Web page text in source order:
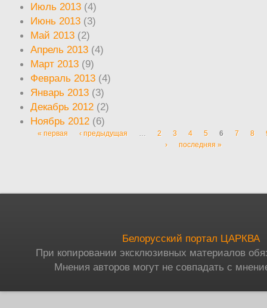
Июль 2013 (4)
Июнь 2013 (3)
Май 2013 (2)
Апрель 2013 (4)
Март 2013 (9)
Февраль 2013 (4)
Январь 2013 (3)
Декабрь 2012 (2)
Ноябрь 2012 (6)
Страницы
« первая ‹ предыдущая … 2 3 4 5 6 7 8
›
последняя »
Белорусский портал ЦАРКВА
При копировании эксклюзивных материалов
Мнения авторов могут не совпадать с